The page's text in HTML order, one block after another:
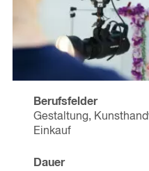
Berufsfelder
Gestaltung,
Einkauf
Dauer